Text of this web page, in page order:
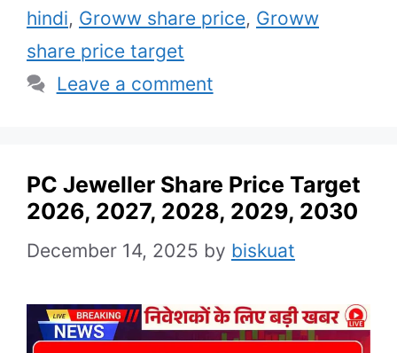
hindi, Groww share price, Groww
share price target
Leave a comment
PC Jeweller Share Price Target
2026, 2027, 2028, 2029, 2030
December 14, 2025 by biskuat